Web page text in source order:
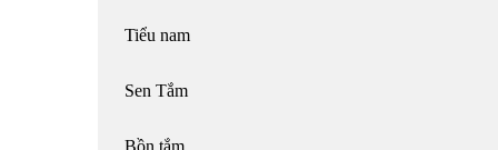
Tiểu nam
Sen Tắm
Bồn tắm